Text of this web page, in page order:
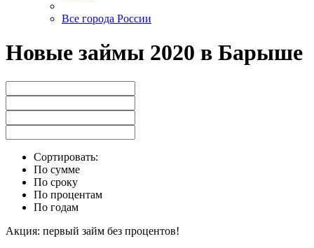
Все города России
Новые займы 2020 в Барыше
Сортировать:
По сумме
По сроку
По процентам
По годам
Акция: первый займ без процентов!